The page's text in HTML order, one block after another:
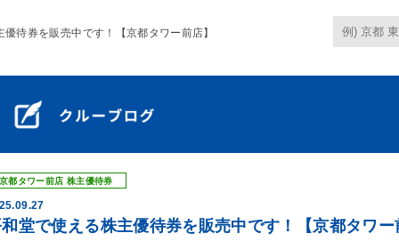
待券を販売中です！【京都タワー前店】
京都タワー前店 株主優待券
堂で使える株主優待券を販売中です！【京都タワー